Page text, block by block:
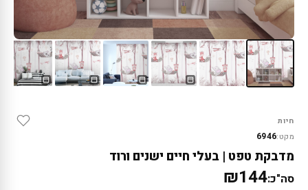
חיות
מקט:6946
מדבקת טפט | בעלי חיים ישנים ורוד
סה"כ:₪144